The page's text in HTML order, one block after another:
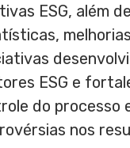
ESG, além
ESG e
do processo
nos